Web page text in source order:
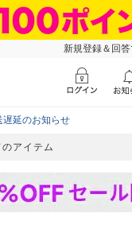
新規登録＆回
延のお知らせ
アイテム